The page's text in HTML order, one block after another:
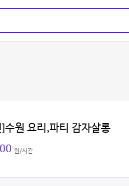
]수원 요리,파티 감자살롱
원/시간